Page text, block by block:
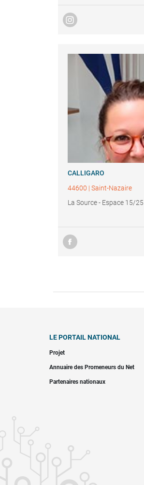
CALLIGARO
44600 | Saint-Nazaire
La Source - Espace 15/
LE PORTAIL NATIONAL
Projet
Annuaire des Promeneurs du Net
Partenaires nationaux